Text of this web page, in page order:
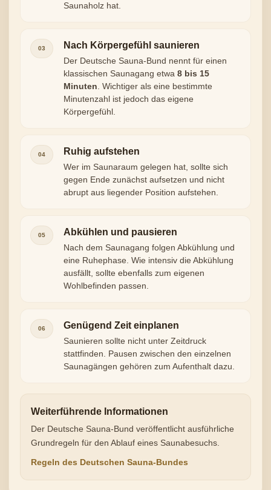
Saunaholz hat.
03 Nach Körpergefühl saunieren
Der Deutsche Sauna-Bund nennt für einen
klassischen Saunagang etwa 8 bis 15
Minuten . Wichtiger als eine bestimmte
Minutenzahl ist jedoch das eigene
Körpergefühl.
04 Ruhig aufstehen
Wer im Saunaraum gelegen hat, sollte sich
gegen Ende zunächst aufsetzen und nicht
abrupt aus liegender Position aufstehen.
05 Abkühlen und pausieren
Nach dem Saunagang folgen Abkühlung und
eine Ruhephase. Wie intensiv die Abkühlung
ausfällt, sollte ebenfalls zum eigenen
Wohlbefinden passen.
06 Genügend Zeit einplanen
Saunieren sollte nicht unter Zeitdruck
stattfinden. Pausen zwischen den einzelnen
Saunagängen gehören zum Aufenthalt dazu.
Weiterführende Informationen
Der Deutsche Sauna-Bund veröffentlicht ausführliche
Grundregeln für den Ablauf eines Saunabesuchs.
Regeln des Deutschen Sauna-Bundes